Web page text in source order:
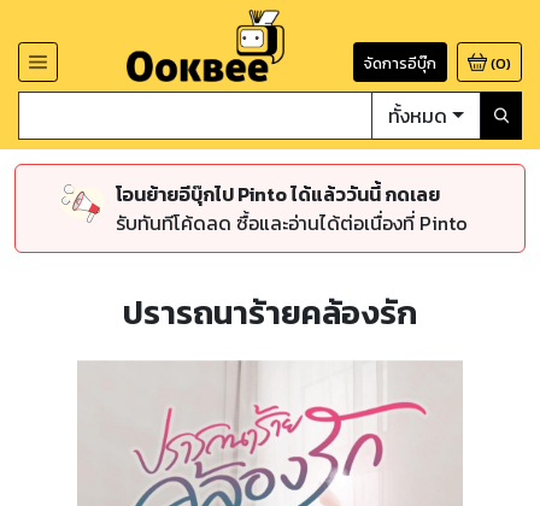
จัดการอีบุ๊ก (0)
ทั้งหมด
โอนย้ายอีบุ๊กไป Pinto ได้แล้ววันนี้ กดเลย
รับทันทีโค้ดลด ซื้อและอ่านได้ต่อเนื่องที่ Pinto
ปรารถนาร้ายคล้องรัก